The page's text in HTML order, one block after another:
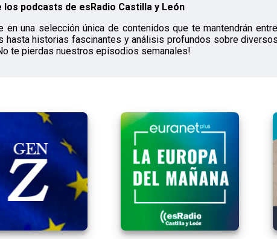
los podcasts de esRadio Castilla y León
en una selección única de contenidos que te mantendrán
hasta historias fascinantes y análisis profundos sobre
te pierdas nuestros episodios semanales!